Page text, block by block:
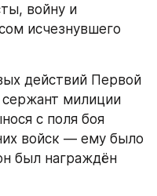
войну и
исчезнувшего
действий Первой
с поля боя
войск — ему было
был награждён